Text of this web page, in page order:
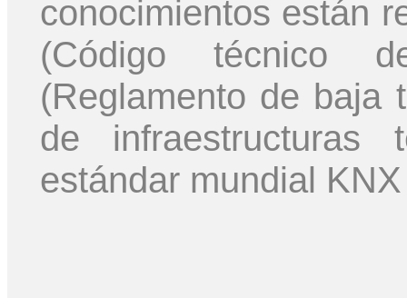
conocimientos están
(Código técnico
(Reglamento de baja
de infraestructuras
estándar mundial